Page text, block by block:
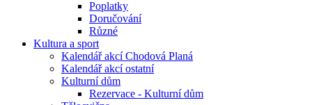
Poplatky
Doručování
Různé
Kultura a sport
Kalendář akcí Chodová Planá
Kalendář akcí ostatní
Kulturní dům
Rezervace - Kulturní dům